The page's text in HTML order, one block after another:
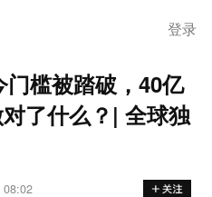
登录
槛被踏破，40亿
了什么？| 全球独
08:02